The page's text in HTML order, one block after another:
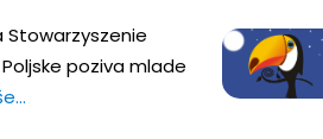
Stowarzyszenie
poziva mlade